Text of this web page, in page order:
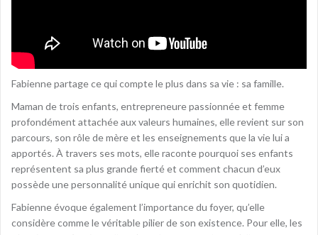
Fabienne partage ce qui compte le plus dans sa vie : sa famille.
Maman de trois enfants, entrepreneure passionnée et femme
profondément attachée aux valeurs humaines, elle revient sur son
parcours, son rôle de mère et les enseignements que la vie lui a
apportés. À travers ses mots, elle raconte pourquoi ses enfants
représentent sa plus grande fierté et comment chacun d’eux
possède une personnalité unique qui enrichit son quotidien.
Fabienne évoque également l’importance du foyer, qu’elle
considère comme le véritable pilier de son existence. Pour elle, les